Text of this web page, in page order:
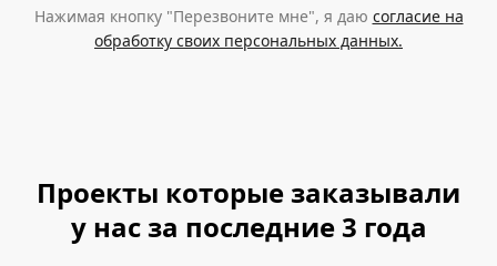
Нажимая кнопку "Перезвоните мне", я даю согласие на
обработку своих персональных данных.
Проекты которые заказывали
у нас за последние 3 года